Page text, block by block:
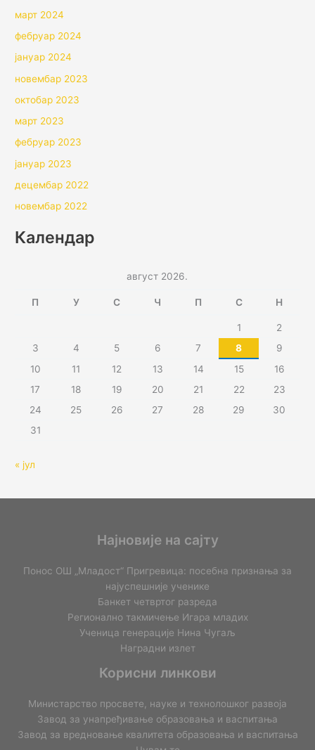
март 2024
фебруар 2024
јануар 2024
новембар 2023
октобар 2023
март 2023
фебруар 2023
јануар 2023
децембар 2022
новембар 2022
Календар
август 2026.
П У С Ч П С Н
1
2
3
4 5 6 7 8
9
10
11 12 13 14 15
16
17
18 19 20 21 22
23
24
25 26 27 28 29
30
31
« јул
Најновије на сајту
Понос ОШ „Младост“ Пригревица: посебна признања за
најуспешније ученике
Банкет четвртог разреда
Регионално такмичењe Игара младих
Ученица генерације Нина Чугаљ
Наградни излет
Корисни линкови
Министарство просвете, науке и технолошког развоја
Завод за унапређивање образовања и васпитања
Завод за вредновање квалитета образовања и васпитања